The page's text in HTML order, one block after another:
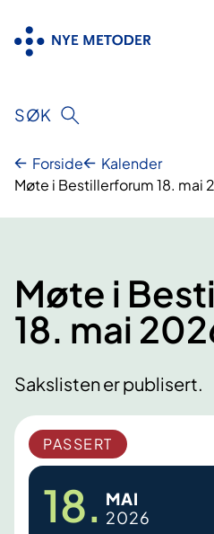
innhold
SØK
Forside
Kalender
Møte i Bestillerforum 18. mai
Møte i
18. mai
Sakslisten er publisert.
PASSERT
18. MAI
2026